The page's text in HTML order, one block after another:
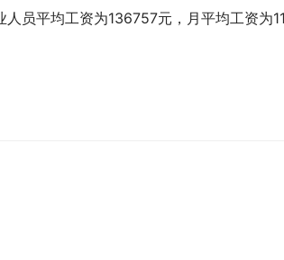
员平均工资为136757元，月平均工资为